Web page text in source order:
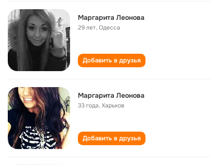
Маргарита Леонова
29 лет,Одесса
Добавить в друзья
Маргарита Леонова
33 года,Харьков
Добавить в друзья